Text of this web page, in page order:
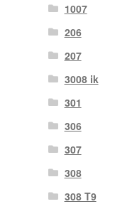
1007
206
207
3008 ik
301
306
307
308
308 T9